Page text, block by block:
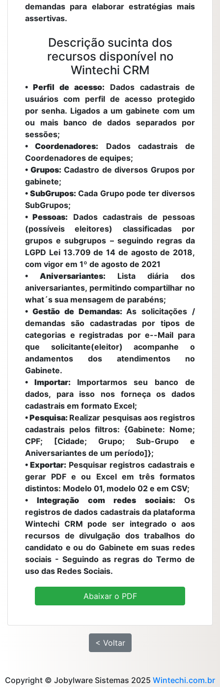
demandas para elaborar estratégias mais
assertivas.
Descrição sucinta dos
recursos disponível no
Wintechi CRM
• Perfil de acesso: Dados cadastrais de
usuários com perfil de acesso protegido
por senha. Ligados a um gabinete com um
ou mais banco de dados separados por
sessões;
• Coordenadores: Dados cadastrais de
Coordenadores de equipes;
• Grupos: Cadastro de diversos Grupos por
gabinete;
• SubGrupos: Cada Grupo pode ter diversos
SubGrupos;
• Pessoas: Dados cadastrais de pessoas
(possíveis eleitores) classificadas por
grupos e subgrupos – seguindo regras da
LGPD Lei 13.709 de 14 de agosto de 2018,
com vigor em 1º de agosto de 2021
• Aniversariantes: Lista diária dos
aniversariantes, permitindo compartilhar no
what´s sua mensagem de parabéns;
• Gestão de Demandas:As solicitações /
demandas são cadastradas por tipos de
categorias e registradas por e--Mail para
que solicitante(eleitor) acompanhe o
andamentos dos atendimentos no
Gabinete.
• Importar: Importarmos seu banco de
dados, para isso nos forneça os dados
cadastrais em formato Excel;
• Pesquisa: Realizar pesquisas aos registros
cadastrais pelos filtros: {Gabinete: Nome;
CPF; [Cidade; Grupo; Sub-Grupo e
Aniversariantes de um período]};
• Exportar: Pesquisar registros cadastrais e
gerar PDF e ou Excel em três formatos
distintos: Modelo 01, modelo 02 e em CSV;
• Integração com redes sociais: Os
registros de dados cadastrais da plataforma
Wintechi CRM pode ser integrado o aos
recursos de divulgação dos trabalhos do
candidato e ou do Gabinete em suas redes
sociais - Seguindo as regras do Termo de
uso das Redes Sociais.
Abaixar o PDF
< Voltar
Copyright © Jobylware Sistemas 2025 Wintechi.com.br